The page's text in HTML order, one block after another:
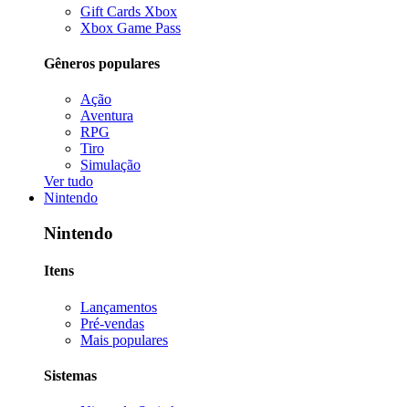
Gift Cards Xbox
Xbox Game Pass
Gêneros populares
Ação
Aventura
RPG
Tiro
Simulação
Ver tudo
Nintendo
Nintendo
Itens
Lançamentos
Pré-vendas
Mais populares
Sistemas